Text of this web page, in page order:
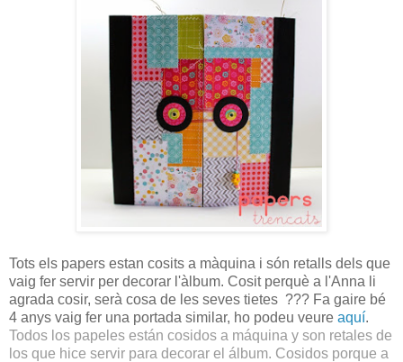
Tots els papers estan cosits a màquina i són retalls dels que
vaig fer servir per decorar l'àlbum. Cosit perquè a l'Anna li
agrada cosir, serà cosa de les seves tietes ??? Fa gaire bé
4 anys vaig fer una portada similar, ho podeu veure aquí.
Todos los papeles están cosidos a máquina y son retales de
los que hice servir para decorar el álbum. Cosidos porque a